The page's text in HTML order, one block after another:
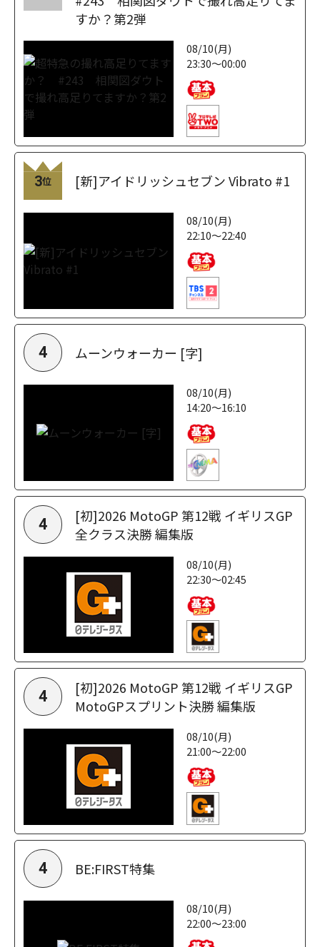
すか？第2弾
08/10(月)
23:30～00:00
3位 [新]アイドリッシュセブン Vibrato #1
08/10(月)
22:10～22:40
4 ムーンウォーカー [字]
08/10(月)
14:20～16:10
4
[初]2026 MotoGP 第12戦 イギリスGP
全クラス決勝 編集版
08/10(月)
22:30～02:45
4
[初]2026 MotoGP 第12戦 イギリスGP
MotoGPスプリント決勝 編集版
08/10(月)
21:00～22:00
4 BE:FIRST特集
08/10(月)
22:00～23:00